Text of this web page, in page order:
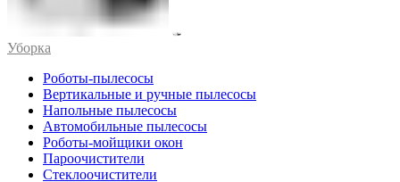
Уборка
Роботы-пылесосы
Вертикальные и ручные пылесосы
Напольные пылесосы
Автомобильные пылесосы
Роботы-мойщики окон
Пароочистители
Стеклоочистители